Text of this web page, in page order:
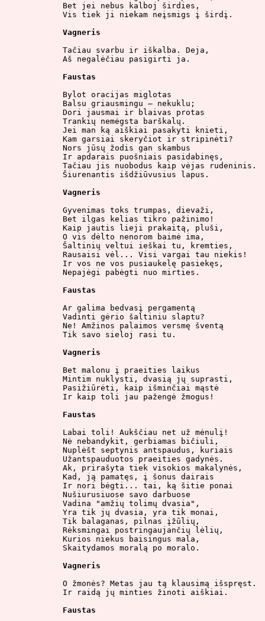
Bet jei nebus kalboj širdies,
Vis tiek ji niekam neįsmigs į širdį.
Vagneris
Tačiau svarbu ir iškalba. Deja,
Aš negalėčiau pasigirti ja.
Faustas
Bylot oracijas miglotas
Balsu griausmingu – nekuklu;
Dori jausmai ir blaivas protas
Trankių nemėgsta barškalų.
Jei man ką aiškiai pasakyti knieti,
Kam garsiai skeryčiot ir stripinėti?
Nors jūsų žodis gan skambus
Ir apdarais puošniais pasidabinęs,
Tačiau jis nuobodus kaip vėjas rudeninis.
Šiurenantis išdžiūvusius lapus.
Vagneris
Gyvenimas toks trumpas, dievaži,
Bet ilgas kelias tikro pažinimo!
Kaip jautis lieji prakaitą, pluši,
O vis dėlto nenorom baimė ima,
Šaltinių veltui ieškai tu, kremties,
Rausaisi vėl... Visi vargai tau niekis!
Ir vos ne vos pusiaukelę pasiekęs,
Nepajėgi pabėgti nuo mirties.
Faustas
Ar galima bedvasį pergamentą
Vadinti gėrio šaltiniu slaptu?
Ne! Amžinos palaimos versmę šventą
Tik savo sieloj rasi tu.
Vagneris
Bet malonu į praeities laikus
Mintim nuklysti, dvasią jų suprasti,
Pasižiūrėti, kaip išminčiai mąstė
Ir kaip toli jau pažengė žmogus!
Faustas
Labai toli! Aukščiau net už mėnulį!
Nė nebandykit, gerbiamas bičiuli,
Nuplėšt septynis antspaudus, kuriais
Užantspauduotos praeities gadynės.
Ak, prirašyta tiek visokios makalynės,
Kad, ją pamatęs, į šonus dairais
Ir nori bėgti... tai, ką šitie ponai
Nušiurusiuose savo darbuose
Vadina "amžių tolimų dvasia",
Yra tik jų dvasia, yra tik monai,
Tik balaganas, pilnas įžūlių,
Rėksmingai postringaujančių lėlių,
Kurios niekus baisingus mala,
Skaitydamos moralą po moralo.
Vagneris
O žmonės? Metas jau tą klausimą išspręst.
Ir raidą jų minties žinoti aiškiai.
Faustas